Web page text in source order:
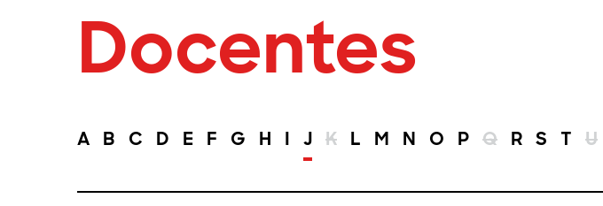
Docentes
A B C D E F G H I J K L M N O P Q R S T U